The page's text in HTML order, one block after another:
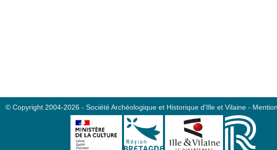
© Copyright 2004-2026 - Société Archéologique et Historique d'Ille et Vilaine -